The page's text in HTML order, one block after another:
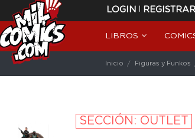
LOGIN |
LIBROS
Inicio Figuras y Funkos
SECCIÓN: OUTLET